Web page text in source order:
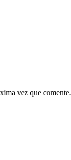
vez que comente.